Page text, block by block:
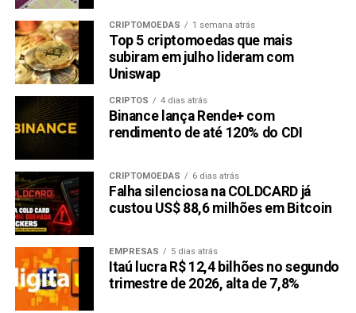
CRIPTOMOEDAS 1 semana atrás
Top 5 criptomoedas que mais
subiram em julho lideram com
Uniswap
CRIPTOS 4 dias atrás
Binance lança Rende+ com
rendimento de até 120% do CDI
CRIPTOMOEDAS 6 dias atrás
Falha silenciosa na COLDCARD já
custou US$ 88,6 milhões em Bitcoin
EMPRESAS 5 dias atrás
Itaú lucra R$ 12,4 bilhões no segundo
trimestre de 2026, alta de 7,8%